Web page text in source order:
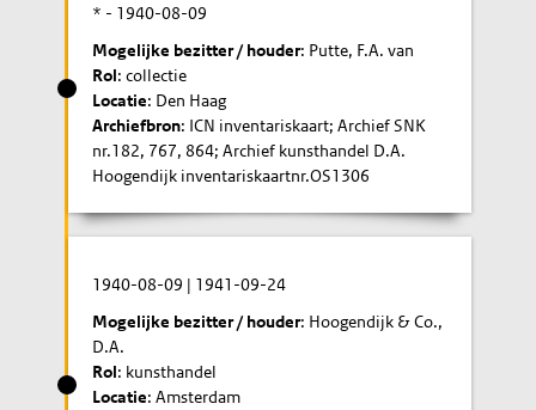
* - 1940-08-09
Mogelijke bezitter / houder: Putte, F.A. van
Rol: collectie
Locatie: Den Haag
Archiefbron: ICN inventariskaart; Archief SNK
nr.182, 767, 864; Archief kunsthandel D.A.
Hoogendijk inventariskaartnr.OS1306
1940-08-09 | 1941-09-24
Mogelijke bezitter / houder: Hoogendijk & Co.,
D.A.
Rol: kunsthandel
Locatie: Amsterdam